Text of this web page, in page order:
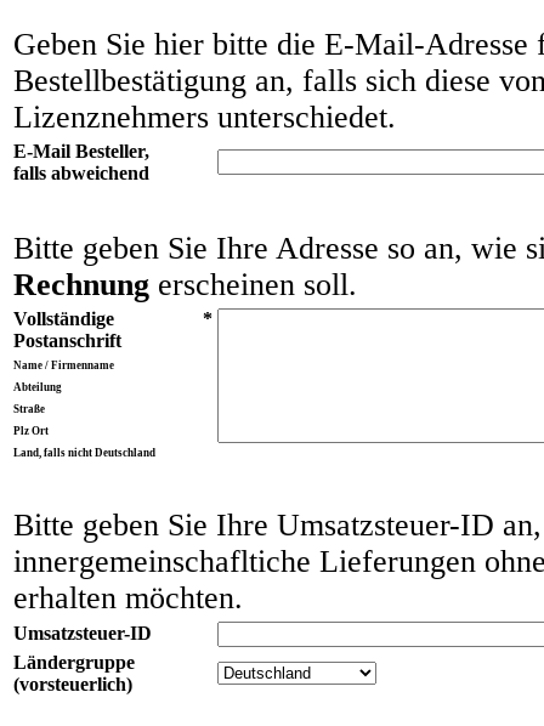
Geben Sie hier bitte die E-Mail-Adresse
Bestellbestätigung an, falls sich diese
Lizenznehmers unterschiedet.
E-Mail Besteller,
falls abweichend
Bitte geben Sie Ihre Adresse so an, wie
Rechnung erscheinen soll.
Vollständige
Postanschrift
Name / Firmenname
Abteilung
Straße
Plz Ort
Land, falls nicht Deutschland
*
Bitte geben Sie Ihre Umsatzsteuer-ID
innergemeinschafltiche Lieferungen
erhalten möchten.
Umsatzsteuer-ID
Ländergruppe
(vorsteuerlich)